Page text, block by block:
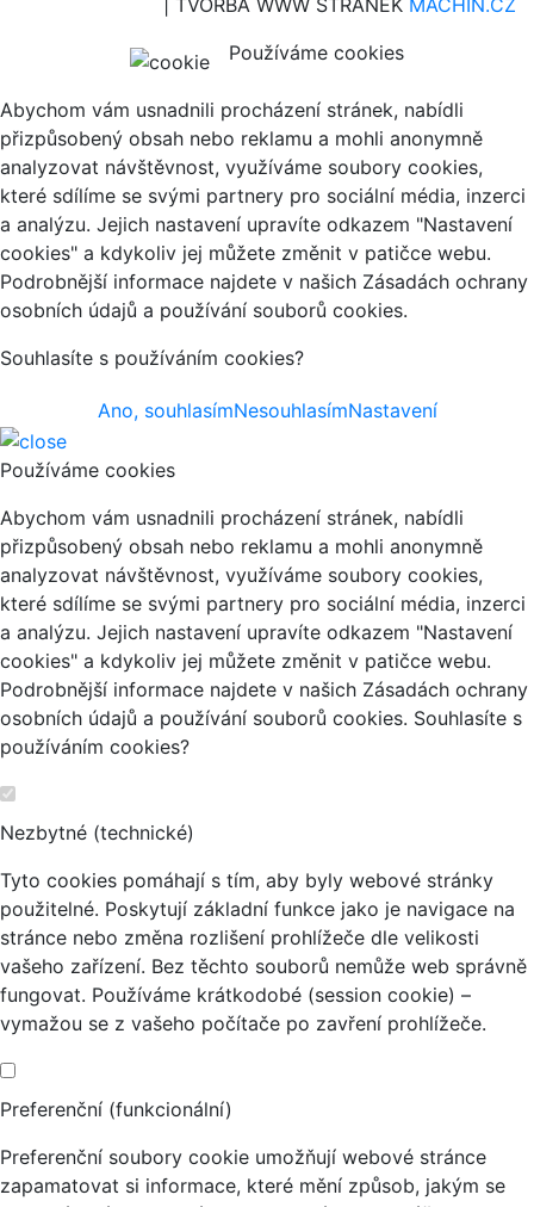
Používáme cookies
Abychom vám usnadnili procházení stránek, nabídli
přizpůsobený obsah nebo reklamu a mohli anonymně
analyzovat návštěvnost, využíváme soubory cookies,
které sdílíme se svými partnery pro sociální média, inzerci
a analýzu. Jejich nastavení upravíte odkazem "Nastavení
cookies" a kdykoliv jej můžete změnit v patičce webu.
Podrobnější informace najdete v našich Zásadách ochrany
osobních údajů a používání souborů cookies.
Souhlasíte s používáním cookies?
Ano, souhlasímNesouhlasímNastavení
Používáme cookies
Abychom vám usnadnili procházení stránek, nabídli
přizpůsobený obsah nebo reklamu a mohli anonymně
analyzovat návštěvnost, využíváme soubory cookies,
které sdílíme se svými partnery pro sociální média, inzerci
a analýzu. Jejich nastavení upravíte odkazem "Nastavení
cookies" a kdykoliv jej můžete změnit v patičce webu.
Podrobnější informace najdete v našich Zásadách ochrany
osobních údajů a používání souborů cookies. Souhlasíte s
používáním cookies?
Nezbytné (technické)
Tyto cookies pomáhají s tím, aby byly webové stránky
použitelné. Poskytují základní funkce jako je navigace na
stránce nebo změna rozlišení prohlížeče dle velikosti
vašeho zařízení. Bez těchto souborů nemůže web správně
fungovat. Používáme krátkodobé (session cookie) –
vymažou se z vašeho počítače po zavření prohlížeče.
Preferenční (funkcionální)
Preferenční soubory cookie umožňují webové stránce
zapamatovat si informace, které mění způsob, jakým se